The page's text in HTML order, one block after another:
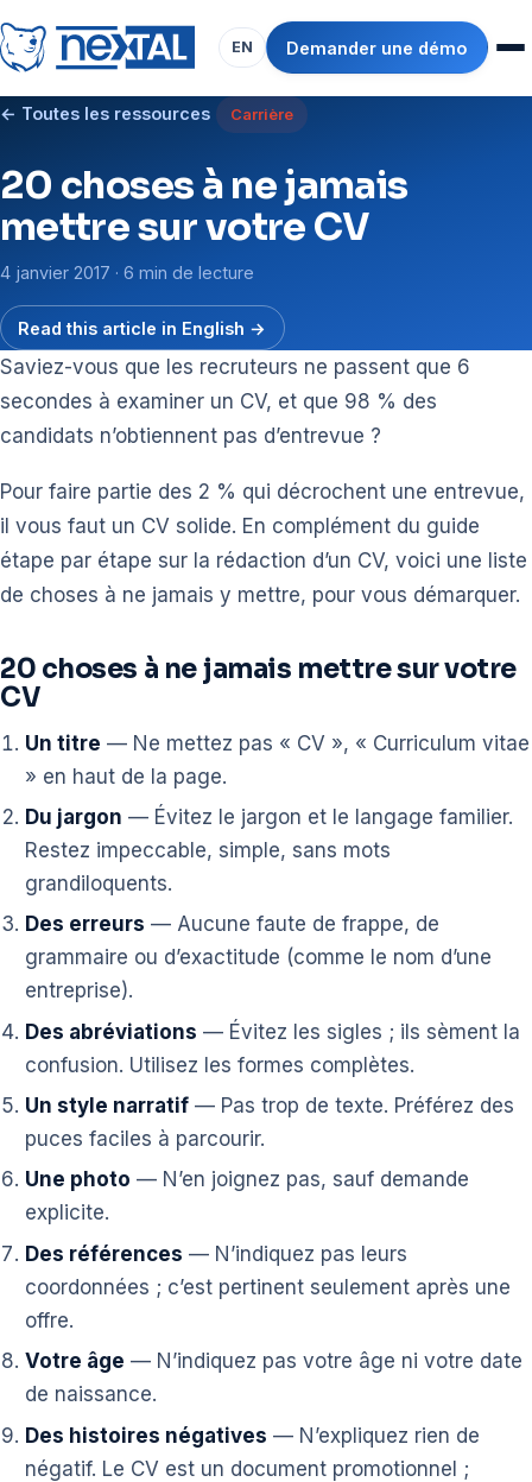
EN Demander une démo
← Toutes les ressources Carrière
20 choses à ne jamais
mettre sur votre CV
4 janvier 2017 · 6 min de lecture
Read this article in English →
Saviez-vous que les recruteurs ne passent que 6
secondes à examiner un CV, et que 98 % des
candidats n’obtiennent pas d’entrevue ?
Pour faire partie des 2 % qui décrochent une entrevue,
il vous faut un CV solide. En complément du guide
étape par étape sur la rédaction d’un CV, voici une liste
de choses à ne jamais y mettre, pour vous démarquer.
20 choses à ne jamais mettre sur votre
CV
Un titre — Ne mettez pas « CV », « Curriculum vitae
» en haut de la page.
Du jargon — Évitez le jargon et le langage familier.
Restez impeccable, simple, sans mots
grandiloquents.
Des erreurs — Aucune faute de frappe, de
grammaire ou d’exactitude (comme le nom d’une
entreprise).
Des abréviations — Évitez les sigles ; ils sèment la
confusion. Utilisez les formes complètes.
Un style narratif— Pas trop de texte. Préférez des
puces faciles à parcourir.
Une photo — N’en joignez pas, sauf demande
explicite.
Des références — N’indiquez pas leurs
coordonnées ; c’est pertinent seulement après une
offre.
Votre âge — N’indiquez pas votre âge ni votre date
de naissance.
Des histoires négatives — N’expliquez rien de
négatif. Le CV est un document promotionnel ;